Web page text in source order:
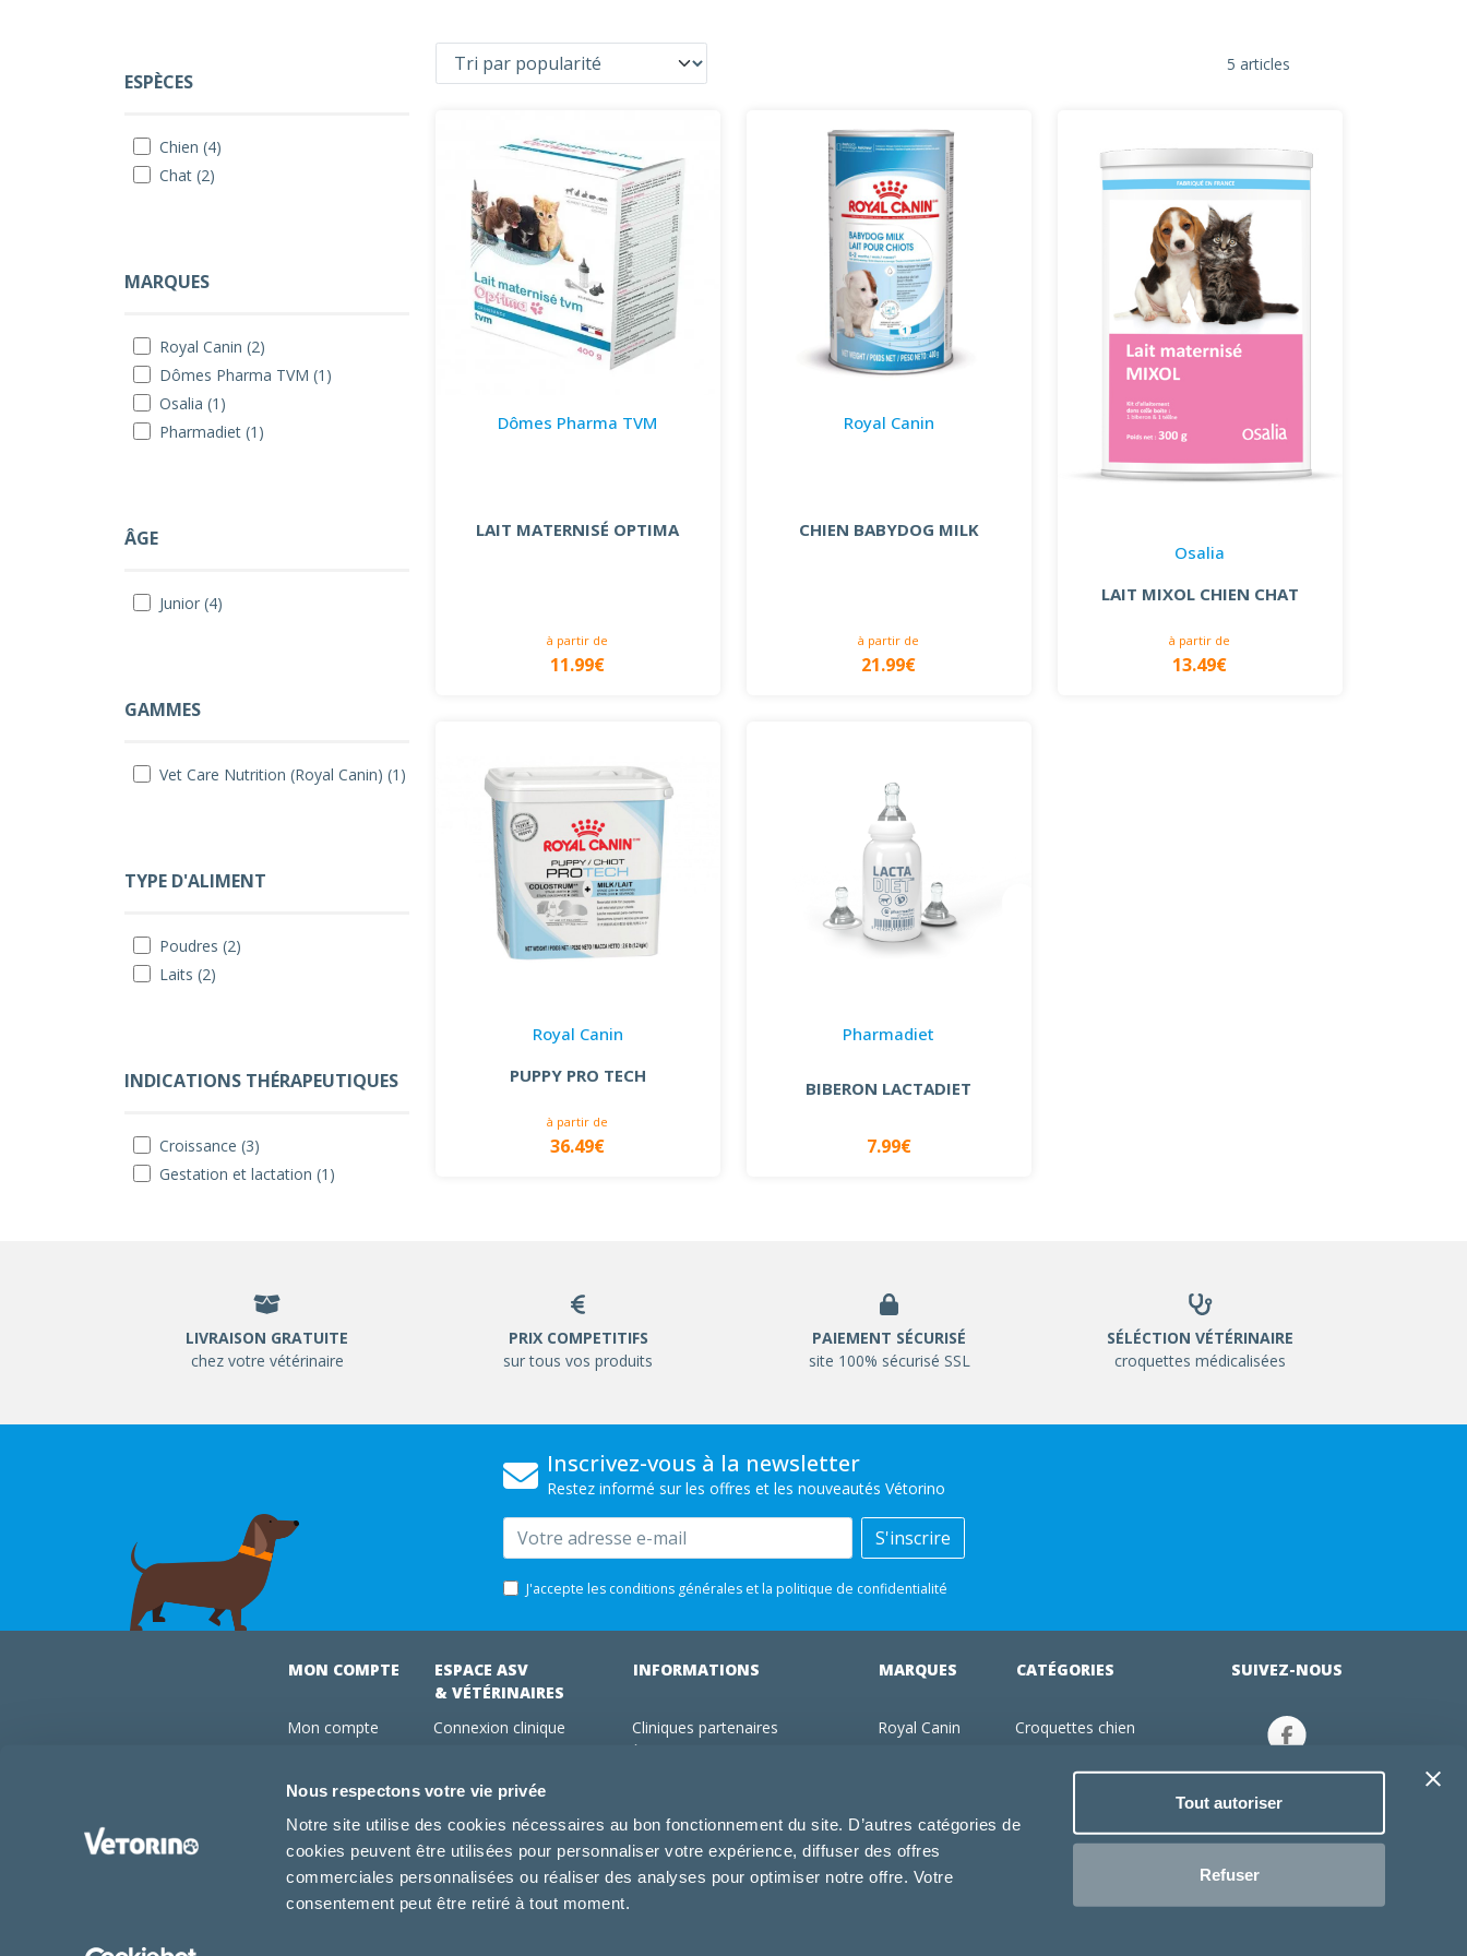
Nous respectons votre vie privée
Notre site utilise des cookies nécessaires au bon fonctionnement du site. D’autres catégories de
cookies peuvent être utilisées pour personnaliser votre expérience, diffuser des offres
commerciales personnalisées ou réaliser des analyses pour optimiser notre offre. Votre
consentement peut être retiré à tout moment.
Tout autoriser
Refuser
ESPÈCES
Chien (4)
Chat (2)
MARQUES
Royal Canin (2)
Dômes Pharma TVM (1)
Osalia (1)
Pharmadiet (1)
ÂGE
Junior (4)
GAMMES
Vet Care Nutrition (Royal Canin) (1)
TYPE D'ALIMENT
Poudres (2)
Laits (2)
INDICATIONS THÉRAPEUTIQUES
Croissance (3)
Gestation et lactation (1)
5 articles
Dômes Pharma TVM
LAIT MATERNISÉ OPTIMA
à partir de
11.99€
Royal Canin
CHIEN BABYDOG MILK
à partir de
21.99€
Osalia
LAIT MIXOL CHIEN CHAT
à partir de
13.49€
Royal Canin
PUPPY PRO TECH
à partir de
36.49€
Pharmadiet
BIBERON LACTADIET
7.99€
LIVRAISON GRATUITE
chez votre vétérinaire
PRIX COMPETITIFS
sur tous vos produits
PAIEMENT SÉCURISÉ
site 100% sécurisé SSL
SÉLÉCTION VÉTÉRINAIRE
croquettes médicalisées
Inscrivez-vous à la newsletter
Restez informé sur les offres et les nouveautés Vétorino
Email S'inscrire
J'accepte les conditions générales et la politique de confidentialité
MON COMPTE
Mon compte
Mes abonnements
Conseils vétos
FAQ
ESPACE ASV
& VÉTÉRINAIRES
Connexion clinique
Abonnements
Devenir adhérent Vétorino
INFORMATIONS
Cliniques partenaires
Utilisation des cookies
Conditions générales d'utilisation
MARQUES
Royal Canin
Specific
Dechra
Tonivet
CATÉGORIES
Croquettes chien
Jouets chien
Produits vétérinaire chien
Jouets chat
SUIVEZ-NOUS